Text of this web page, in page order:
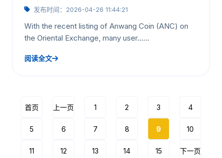
发布时间：2026-04-26 11:44:21
With the recent listing of Anwang Coin (ANC) on
the Oriental Exchange, many user……
阅读全文
首页 上一页 1 2 3 4
5 6 7 8 9 10
11 12 13 14 15 下一页